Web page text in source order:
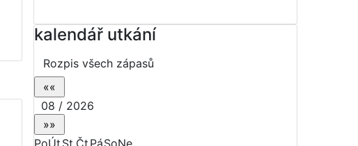
kalendář utkání
Rozpis všech zápasů
08 / 2026